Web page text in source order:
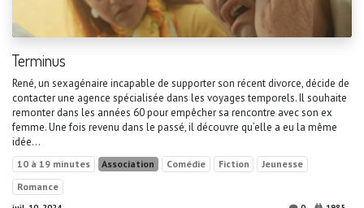
Terminus
René, un sexagénaire incapable de supporter son récent divorce, décide de
contacter une agence spécialisée dans les voyages temporels. Il souhaite
remonter dans les années 60 pour empêcher sa rencontre avec son ex
femme. Une fois revenu dans le passé, il découvre qu’elle a eu la même
idée…
10 à 19 minutes Association Comédie Fiction
Jeunesse
Romance